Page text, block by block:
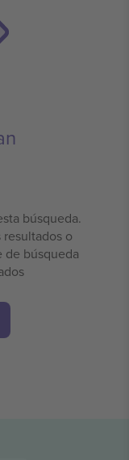
búsqueda.
resultados o
de búsqueda